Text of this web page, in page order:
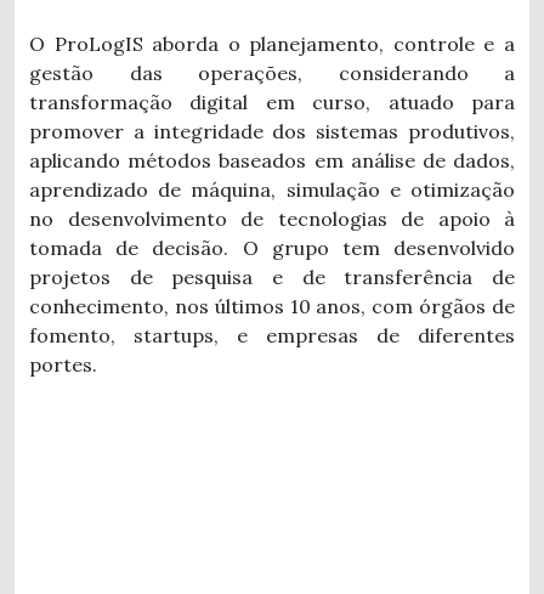
O ProLogIS aborda o planejamento, controle e a
gestão das operações, considerando a
transformação digital em curso, atuado para
promover a integridade dos sistemas produtivos,
aplicando métodos baseados em análise de dados,
aprendizado de máquina, simulação e otimização
no desenvolvimento de tecnologias de apoio à
tomada de decisão. O grupo tem desenvolvido
projetos de pesquisa e de transferência de
conhecimento, nos últimos 10 anos, com órgãos de
fomento, startups, e empresas de diferentes
portes.